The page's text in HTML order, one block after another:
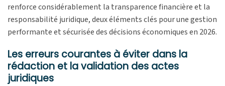
renforce considérablement la transparence financière et la
responsabilité juridique, deux éléments clés pour une gestion
performante et sécurisée des décisions économiques en 2026.
Les erreurs courantes à éviter dans la
rédaction et la validation des actes
juridiques